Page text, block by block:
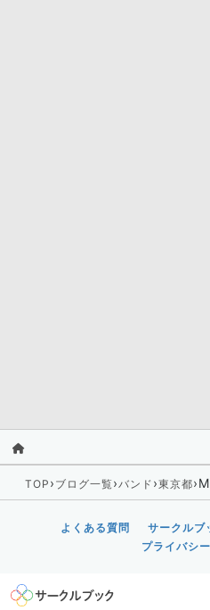
TOP › ブログ一覧›バンド ›東京都›
よくある質問 サークルブ
プライバシ